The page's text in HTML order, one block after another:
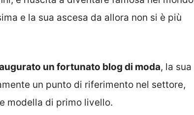
e la sua ascesa da allora non si è più
un fortunato blog di moda, la sua
un punto di riferimento nel settore,
modella di primo livello.